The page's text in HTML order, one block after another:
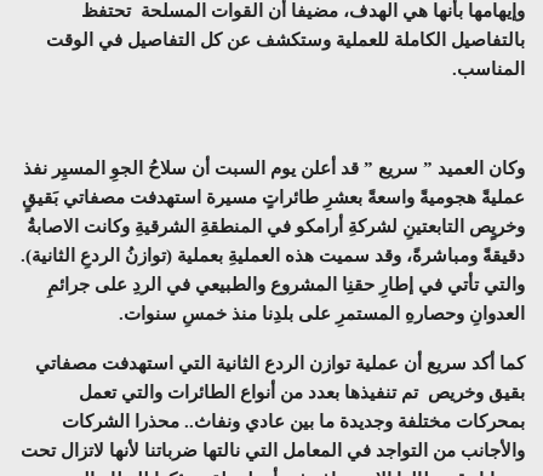
وإيهامها بأنها هي الهدف، مضيفا أن
القوات المسلحة تحتفظ
بالتفاصيل الكاملة للعملية وستكشف عن كل التفاصيل في الوقت
المناسب.
وكان العميد ” سريع ” قد أعلن يوم السبت أن سلاحُ الجوِ المسيِر نفذ
عمليةً هجوميةً واسعةً بعشرِ طائراتٍ مسيرة استهدفت مصفاتي بَقيقٍ
وخريٍص التابعتينِ لشركةِ أرامكو في المنطقةِ الشرقيةِ وكانت الاصابةُ
دقيقةً ومباشرةً، وقد سميت هذه العمليةِ بعملية (توازنُ الردعِ الثانية).
والتي تأتي في إطارِ حقنِا المشروع والطبيعي في الردِ على جرائمِ
العدوانِ وحصارهِ المستمرِ على بلدِنا منذ خمسِ سنوات.
كما أكد سريع أن عملية توازن الردع الثانية التي استهدفت مصفاتي
بقيق وخريص تم تنفيذها بعدد من أنواع الطائرات والتي تعمل
بمحركات مختلفة وجديدة ما بين عادي ونفاث.. محذرا الشركات
والأجانب من التواجد في المعامل التي نالتها ضرباتنا لأنها لاتزال تحت